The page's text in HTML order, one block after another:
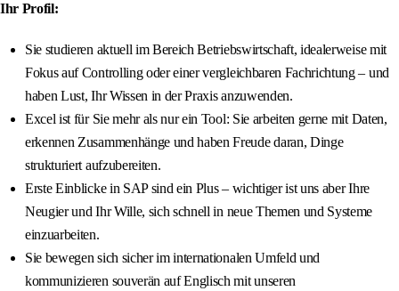
Ihr Profil:
Sie studieren aktuell im Bereich Betriebswirtschaft, idealerweise mit
Fokus auf Controlling oder einer vergleichbaren Fachrichtung – und
haben Lust, Ihr Wissen in der Praxis anzuwenden.
Excel ist für Sie mehr als nur ein Tool: Sie arbeiten gerne mit Daten,
erkennen Zusammenhänge und haben Freude daran, Dinge
strukturiert aufzubereiten.
Erste Einblicke in SAP sind ein Plus – wichtiger ist uns aber Ihre
Neugier und Ihr Wille, sich schnell in neue Themen und Systeme
einzuarbeiten.
Sie bewegen sich sicher im internationalen Umfeld und
kommunizieren souverän auf Englisch mit unseren